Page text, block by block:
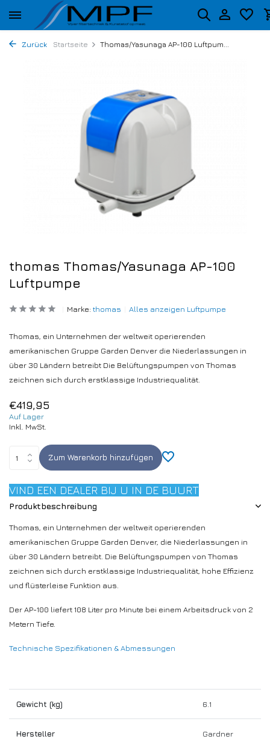
Zurück Startseite Thomas/Yasunaga AP-100 Luftpum...
thomas Thomas/Yasunaga AP-100
Luftpumpe
Marke: thomas Alles anzeigen Luftpumpe
Thomas, ein Unternehmen der weltweit operierenden
amerikanischen Gruppe Garden Denver die Niederlassungen in
über 30 Ländern betreibt Die Belüftungspumpen von Thomas
zeichnen sich durch erstklassige Industriequalität.
€419,95
Auf Lager
Inkl. MwSt.
Zum Warenkorb hinzufügen
VIND EEN DEALER BIJ U IN DE BUURT
Produktbeschreibung
Thomas, ein Unternehmen der weltweit operierenden
amerikanischen Gruppe Garden Denver, die Niederlassungen in
über 30 Ländern betreibt. Die Belüftungspumpen von Thomas
zeichnen sich durch erstklassige Industriequalität, hohe Effizienz
und flüsterleise Funktion aus.
Der AP-100 liefert 108 Liter pro Minute bei einem Arbeitsdruck von 2
Metern Tiefe.
Technische Spezifikationen & Abmessungen
Gewicht (kg) 6.1
Hersteller
Gardner